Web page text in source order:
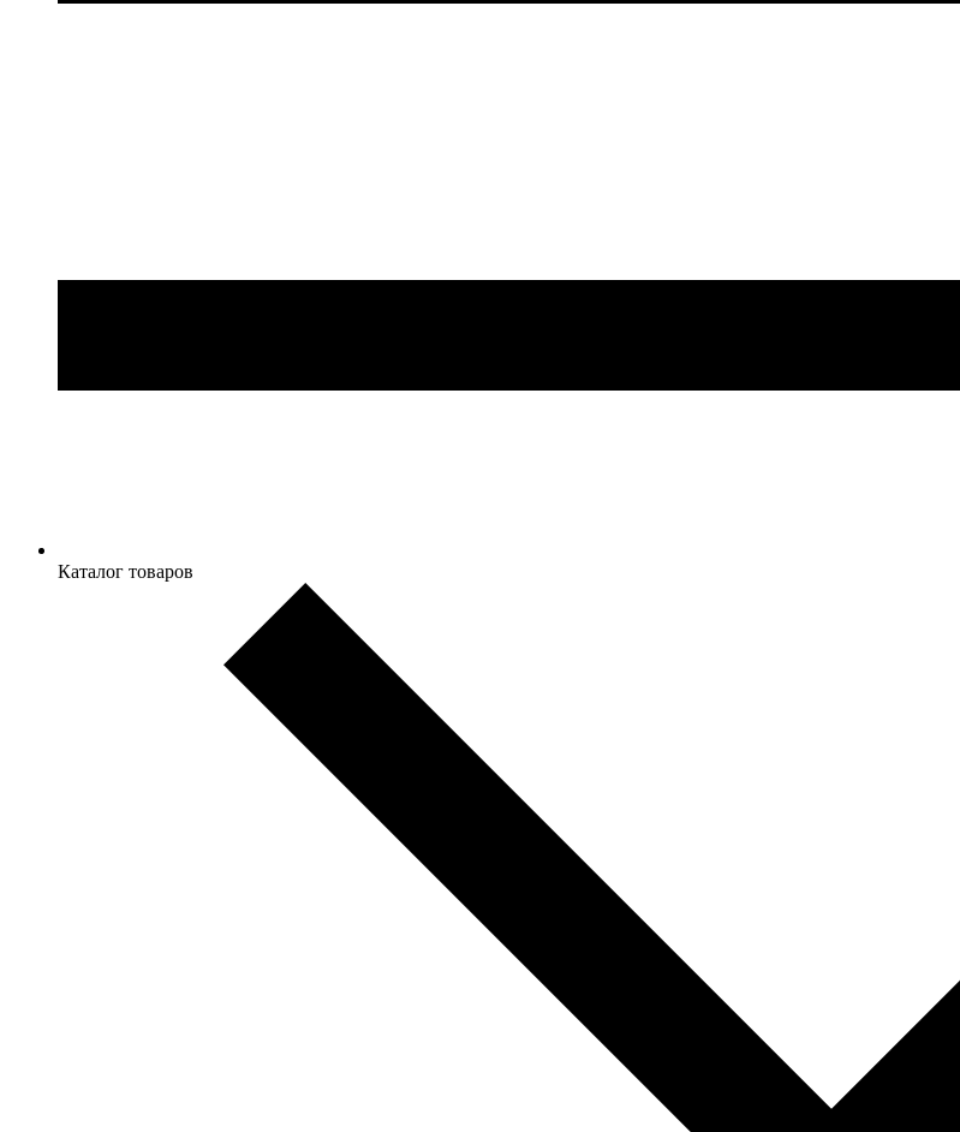
Каталог товаров